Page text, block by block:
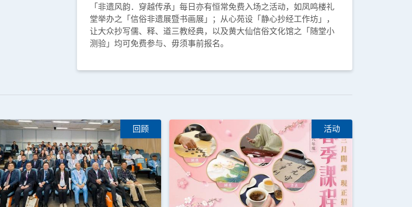
「非遗风韵．穿越传承」每日亦有恒常免费入场之活动，如凤鸣楼礼
堂举办之「信俗非遗展暨书画展」；从心苑设「静心抄经工作坊」，
让大众抄写儒、释、道三教经典，以及黄大仙信俗文化馆之「随堂小
测验」均可免费参与、毋须事前报名。
回顾 活动